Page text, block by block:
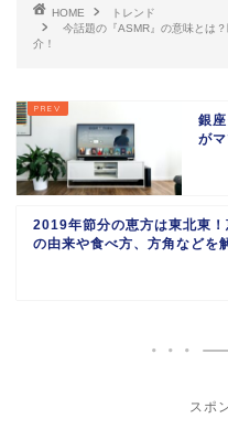
HOME
トレンド
今話題の『ASMR』の意味とは
介！
銀
が
2019年節分の恵方は東北東！
の由来や食べ方、方角などを
スポ